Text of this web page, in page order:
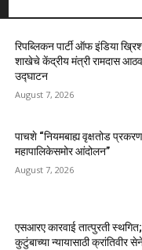
रिपब्लिकन पार्टी ऑफ इंडिया
शाखेचे केंद्रीय मंत्री रामदास
उद्घाटन
August 7, 2026
पाचशे “नियमबाह्य वृक्षतोड
महापालिकेसमोर आंदोलन”
August 7, 2026
एसआरए कारवाई तात्पुरती
कुटुंबाच्या न्यायासाठी क्रांतिवीर